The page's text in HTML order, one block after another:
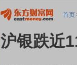
首页
沪银跌近